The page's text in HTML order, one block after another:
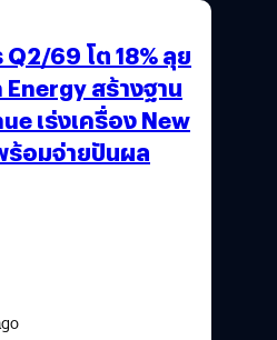
Q2/69 โต 18% ลุย
สร้างฐาน
เร่งเครื่อง New
ร้อมจ่ายปันผล